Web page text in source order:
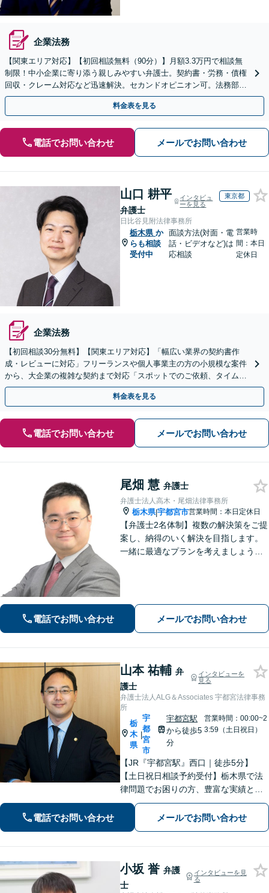
企業法務
【関東エリア対応】【初回相談無料（90分）】月額3.3万円で相談無
制限！中小企業に寄り添う親しみやすい弁護士。契約書・労務・債権
回収・クレーム対応など迅速解決。セカンドオピニオン可。法務部が
ない企業様の強い味方です。オンライン全国対応。
料金表を見る
電話でお問い合わせ メールでお問い合わせ
山口 耕平
弁護士
インタビュ
ーを見る
東京都
日比谷見附法律事務所
栃木県 か
らも相談
受付中
面談方法(対面・電
話・ビデオなど)は
応相談
営業時
間：本日
定休日
企業法務
【初回相談30分無料】【関東エリア対応】「幅広い業界の契約書作
成・レビューに対応」フリーランスや個人事業主の方の小規模な案件
から、大企業の複雑な契約まで対応「スポットでのご依頼、タイムチ
ャージでの対応も承っております」【休日・夜間相談可】
料金表を見る
電話でお問い合わせ メールでお問い合わせ
尾畑 慧 弁護士
弁護士法人高木・尾畑法律事務所
栃木県|宇都宮市営業時間：本日定休日
【弁護士2名体制】複数の解決策をご提
案し、納得のいく解決を目指します。
一緒に最適なプランを考えましょう。
ださい【駐車場あり】【当日・夜間・
休日対応】
電話でお問い合わせ メールでお問い合わせ
山本 祐輔 弁
護士
インタビューを
見る
弁護士法人ALG＆Associates 宇都宮法律事務
所
栃
木
県
|
宇
都
宮
市
宇都宮駅
から徒歩5
分
営業時間：00:00~2
3:59（土日祝日）
【JR『宇都宮駅』西口｜徒歩5分】
【土日祝日相談予約受付】栃木県で法
律問題でお困りの方、豊富な実績と専
門性を持つ弁護士が、ともに解決を目
指します。どうぞお気軽にご相談くだ
さい。
電話でお問い合わせ メールでお問い合わせ
小坂 誉 弁護
士
インタビューを見
る